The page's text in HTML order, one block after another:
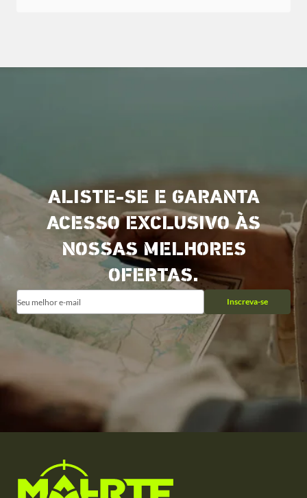
ALISTE-SE E GARANTA
ACESSO EXCLUSIVO ÀS
NOSSAS MELHORES
OFERTAS.
Inscreva-se